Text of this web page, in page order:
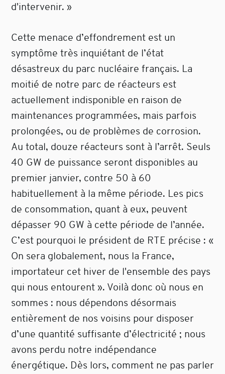
d'intervenir. »
Cette menace d’effondrement est un
symptôme très inquiétant de l’état
désastreux du parc nucléaire français. La
moitié de notre parc de réacteurs est
actuellement indisponible en raison de
maintenances programmées, mais parfois
prolongées, ou de problèmes de corrosion.
Au total, douze réacteurs sont à l’arrêt. Seuls
40 GW de puissance seront disponibles au
premier janvier, contre 50 à 60
habituellement à la même période. Les pics
de consommation, quant à eux, peuvent
dépasser 90 GW à cette période de l’année.
C’est pourquoi le président de RTE précise : «
On sera globalement, nous la France,
importateur cet hiver de l'ensemble des pays
qui nous entourent ». Voilà donc où nous en
sommes : nous dépendons désormais
entièrement de nos voisins pour disposer
d’une quantité suffisante d’électricité ; nous
avons perdu notre indépendance
énergétique. Dès lors, comment ne pas parler